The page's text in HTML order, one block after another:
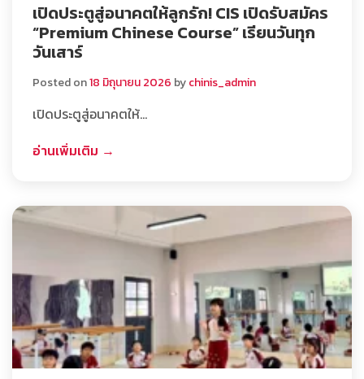
เปิดประตูสู่อนาคตให้ลูกรัก! CIS เปิดรับสมัคร
“Premium Chinese Course” เรียนวันทุก
วันเสาร์
Posted on18 มิถุนายน 2026 bychinis_admin
เปิดประตูสู่อนาคตให้…
อ่านเพิ่มเติม →